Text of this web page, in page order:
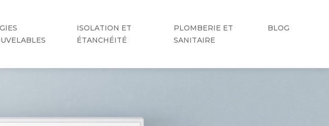
ISOLATION ET
ÉTANCHÉITÉ
PLOMBERIE ET
SANITAIRE
BLOG